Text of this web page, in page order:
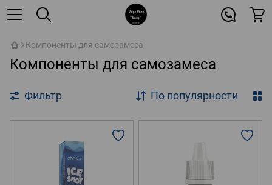
Компоненты для самозамеса
Компоненты для самозамеса
Фильтр По популярности